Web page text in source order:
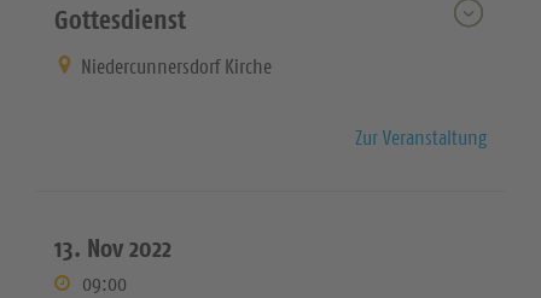
Gottesdienst
Niedercunnersdorf Kirche
Zur Veranstaltung
13. Nov 2022
09:00